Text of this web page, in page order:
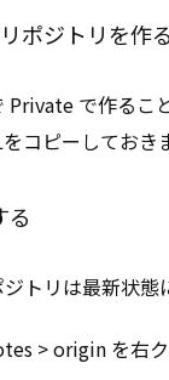
ポジトリを作る
で作るこ
をコピーしてお
る
トリは最新状態
> origin を右